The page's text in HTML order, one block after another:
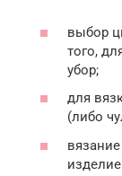
выбор
того,
убор;
для
(либо